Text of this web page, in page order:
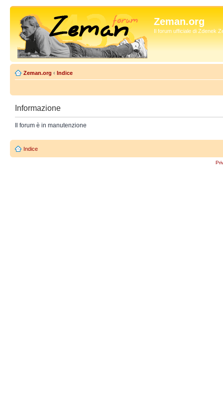
Zeman.org
Il forum ufficiale di Zdenek
Zeman.org ‹ Indice
Informazione
Il forum è in manutenzione
Indice